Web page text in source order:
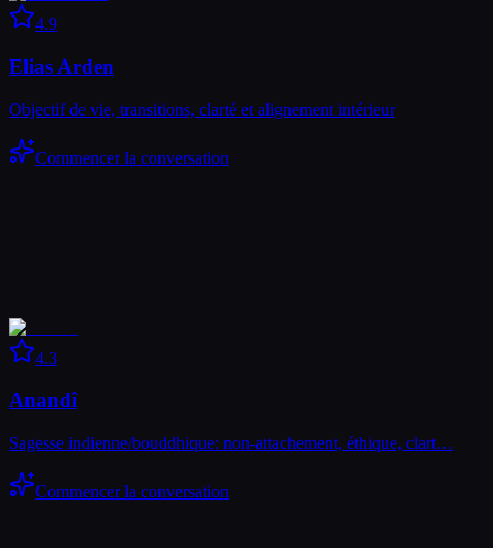
4.9
Elias Arden
Objectif de vie, transitions, clarté et alignement intérieur
Commencer la conversation
4.3
Anandî
Sagesse indienne/bouddhique: non-attachement, éthique, clart…
Commencer la conversation